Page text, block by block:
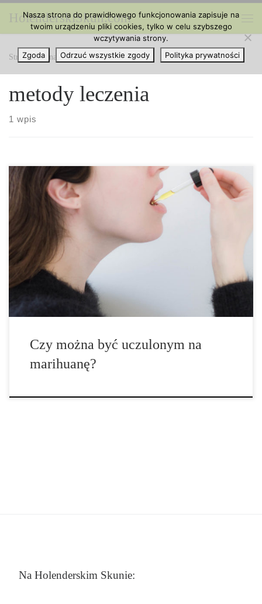
Przejdź do treści
HolenderskiSkun.com
Strona główna » metody leczenia
metody leczenia
1 wpis
Czy można być uczulonym na marihuanę? Jak wyglądałyby
objawy tego uczulenia? W związku z tym, że marihuana staje się
coraz bardziej powszechna i jest coraz mniejszym tabu, zarówno
weterani jak i początkujący użytkownicy stają się bardziej
świadomi tego, jak ludzkie ciała reagują na tę roślinę. U osób z
alergiami sezonowymi, roślinnymi, czy pokarmowymi, może
pojawić się pytanie: „Czy mogę być […]
Czy można być uczulonym na
marihuanę?
Na Holenderskim Skunie:
Nasza strona do prawidłowego funkcjonowania zapisuje na
twoim urządzeniu pliki cookies, tylko w celu szybszego
wczytywania strony.
Zgoda
Odrzuć wszystkie zgody Polityka prywatności